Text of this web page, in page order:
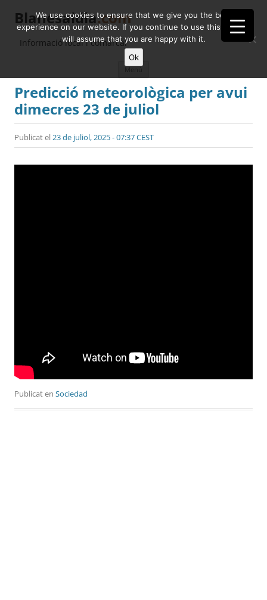
Blanesaldia.com
Informació local i comarcal
contingut
Predicció meteorològica per avui
dimecres 23 de juliol
Publicat el23 de juliol, 2025 - 07:37 CEST
Publicat en Sociedad
We use cookies to ensure that we give you the best
experience on our website. If you continue to use this site we
will assume that you are happy with it.
Ok